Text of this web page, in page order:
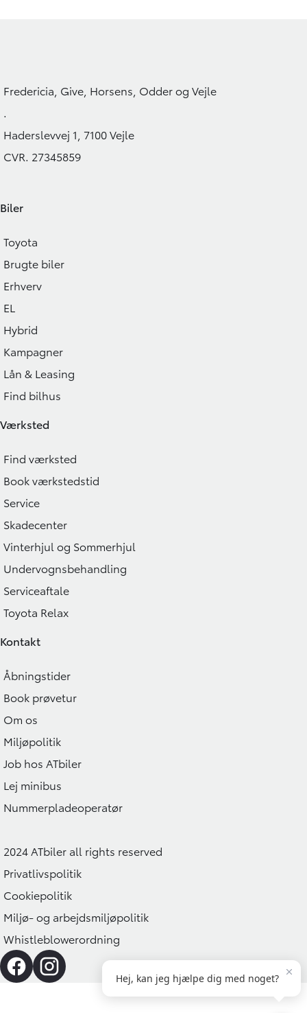
KONTANT 314.900 KR. KONTANT
Fredericia, Give, Horsens, Odder og Vejle
.
Haderslevvej 1, 7100 Vejle
CVR. 27345859
Biler
Toyota
Brugte biler
Erhverv
EL
Hybrid
Kampagner
Lån & Leasing
Find bilhus
Værksted
Find værksted
Book værkstedstid
Service
Skadecenter
Vinterhjul og Sommerhjul
Undervognsbehandling
Serviceaftale
Toyota Relax
Kontakt
Åbningstider
Book prøvetur
Om os
Miljøpolitik
Job hos ATbiler
Lej minibus
Nummerpladeoperatør
2024 ATbiler all rights reserved
Privatlivspolitik
Cookiepolitik
Miljø- og arbejdsmiljøpolitik
Whistleblowerordning